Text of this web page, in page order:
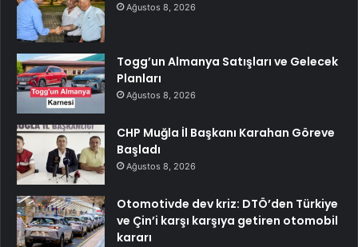
Ağustos 8, 2026
Togg’un Almanya Satışları ve Gelecek
Planları
Ağustos 8, 2026
CHP Muğla İl Başkanı Karahan Göreve
Başladı
Ağustos 8, 2026
Otomotivde dev kriz: DTÖ’den Türkiye
ve Çin’i karşı karşıya getiren otomobil
kararı